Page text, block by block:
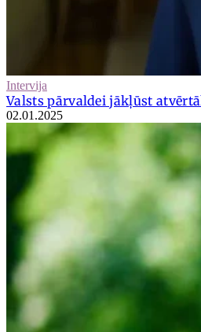
Intervija
Valsts pārvaldei jākļūst
02.01.2025